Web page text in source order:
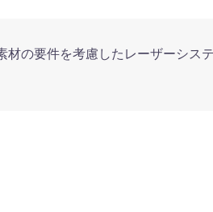
材の要件を考慮したレーザーシス